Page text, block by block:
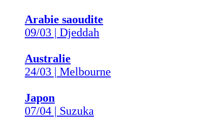
Arabie saoudite
09/03 | Djeddah
Australie
24/03 | Melbourne
Japon
07/04 | Suzuka